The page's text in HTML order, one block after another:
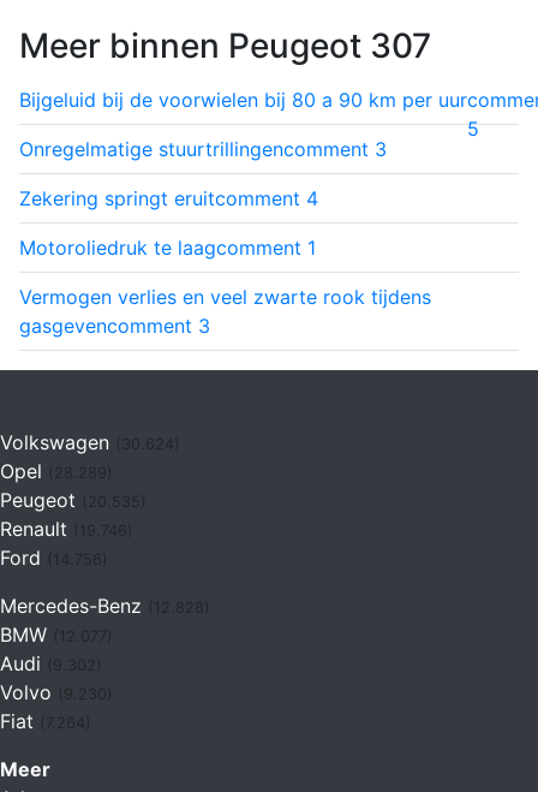
Meer binnen Peugeot 307
Bijgeluid bij de voorwielen bij 80 a 90 km per uur
5
Onregelmatige stuurtrillingencomment 3
Zekering springt eruitcomment 4
Motoroliedruk te laagcomment 1
Vermogen verlies en veel zwarte rook tijdens
gasgevencomment 3
Volkswagen (30.624)
Opel
Peugeot
Renault (19.746)
Ford (14.756)
Mercedes-Benz
BMW
Audi
Volvo
Fiat (7.264)
Meer